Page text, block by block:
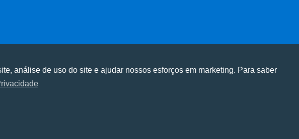
como você interage em nosso site e personalizar conteúdo.
como você interage em nosso site e personalizar conteúdo.
análise de uso do site e ajudar nossos esforços em marketing. Para saber